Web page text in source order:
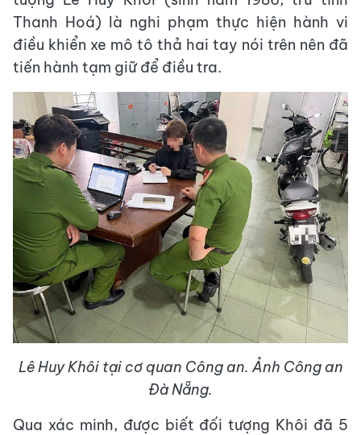
Thanh Hoá) là nghi phạm thực hiện hành vi
điều khiển xe mô tô thả hai tay nói trên nên đã
tiến hành tạm giữ để điều tra.
Lê Huy Khôi tại cơ quan Công an. Ảnh Công an
Đà Nẵng.
Qua xác minh, được biết đối tượng Khôi đã 5